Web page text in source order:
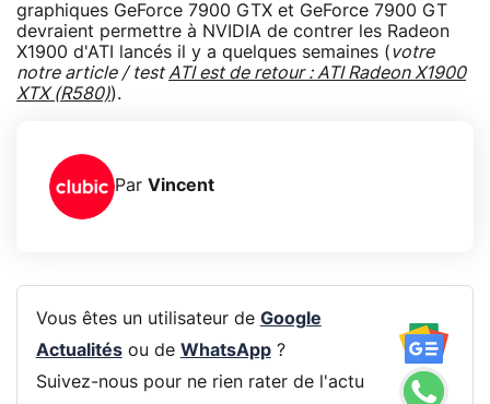
graphiques GeForce 7900 GTX et GeForce 7900 GT
devraient permettre à NVIDIA de contrer les Radeon
X1900 d'ATI lancés il y a quelques semaines (votre
notre article / test ATI est de retour : ATI Radeon X1900
XTX (R580)).
Par Vincent
Vous êtes un utilisateur de Google
Actualitésou de WhatsApp?
Suivez-nous pour ne rien rater de l'actu